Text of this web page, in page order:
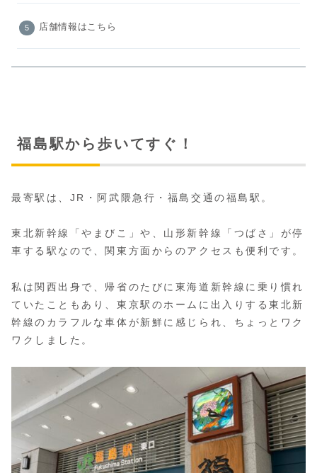
店舗情報はこちら
福島駅から歩いてすぐ！
最寄駅は、JR・阿武隈急行・福島交通の福島駅。
東北新幹線「やまびこ」や、山形新幹線「つばさ」が停
車する駅なので、関東方面からのアクセスも便利です。
私は関西出身で、帰省のたびに東海道新幹線に乗り慣れ
ていたこともあり、東京駅のホームに出入りする東北新
幹線のカラフルな車体が新鮮に感じられ、ちょっとワク
ワクしました。